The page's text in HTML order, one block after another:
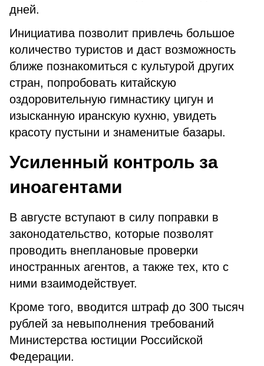
дней.
Инициатива позволит привлечь большое
количество туристов и даст возможность
ближе познакомиться с культурой других
стран, попробовать китайскую
оздоровительную гимнастику цигун и
изысканную иранскую кухню, увидеть
красоту пустыни и знаменитые базары.
Усиленный контроль за
иноагентами
В августе вступают в силу поправки в
законодательство, которые позволят
проводить внеплановые проверки
иностранных агентов, а также тех, кто с
ними взаимодействует.
Кроме того, вводится штраф до 300 тысяч
рублей за невыполнения требований
Министерства юстиции Российской
Федерации.